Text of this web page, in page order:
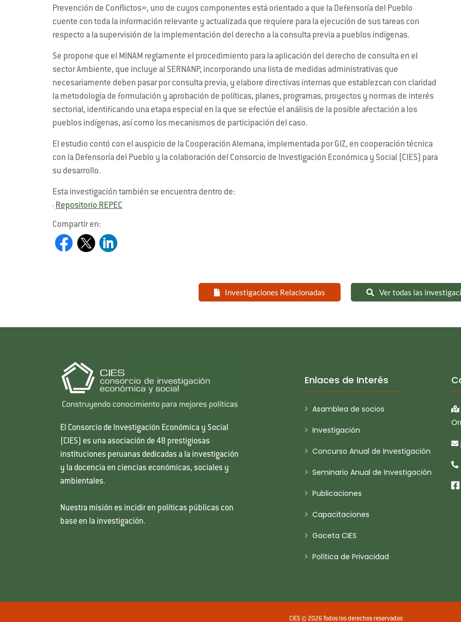
Prevención de Conflictos», uno de cuyos componentes está orientado a que la Defensoría del Pueblo
cuente con toda la información relevante y actualizada que requiere para la ejecución de sus tareas con
respecto a la supervisión de la implementación del derecho a la consulta previa a pueblos indígenas.
Se propone que el MINAM reglamente el procedimiento para la aplicación del derecho de consulta en el
sector Ambiente, que incluye al SERNANP, incorporando una lista de medidas administrativas que
necesariamente deben pasar por consulta previa, y elabore directivas internas que establezcan con claridad
la metodología de formulación y aprobación de políticas, planes, programas, proyectos y normas de interés
sectorial, identificando una etapa especial en la que se efectúe el análisis de la posible afectación a los
pueblos indígenas, así como los mecanismos de participación del caso.
El estudio contó con el auspicio de la Cooperación Alemana, implementada por GIZ, en cooperación técnica
con la Defensoría del Pueblo y la colaboración del Consorcio de Investigación Económica y Social (CIES) para
su desarrollo.
Esta investigación también se encuentra dentro de:
- Repositorio REPEC
Compartir en:
Investigaciones Relacionadas Ver todas las
El Consorcio de Investigación Económica y Social
(CIES) es una asociación de 48 prestigiosas
instituciones peruanas dedicadas a la investigación
y la docencia en ciencias económicas, sociales y
ambientales.
Nuestra misión es incidir en políticas públicas con
base en la investigación.
Enlaces de Interés
Asamblea de socios
Investigación
Concurso Anual de Investigación
Seminario Anual de Investigación
Publicaciones
Capacitaciones
Gaceta CIES
Política de Privacidad
CIES © 2026 Todos los derechos reservados